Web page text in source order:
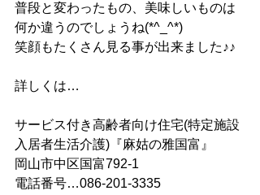
普段と変わったもの、美味しいものは
何か違うのでしょうね(*^_^*)
笑顔もたくさん見る事が出来ました♪♪
詳しくは…
サービス付き高齢者向け住宅(特定施設
入居者生活介護)『麻姑の雅国富』
岡山市中区国富792-1
電話番号…086-201-3335